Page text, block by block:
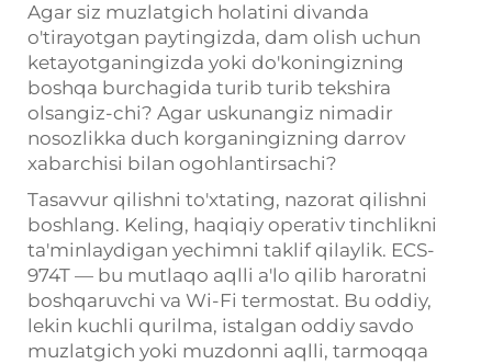
Agar siz muzlatgich holatini divanda
o'tirayotgan paytingizda, dam olish uchun
ketayotganingizda yoki do'koningizning
boshqa burchagida turib turib tekshira
olsangiz-chi? Agar uskunangiz nimadir
nosozlikka duch korganingizning darrov
xabarchisi bilan ogohlantirsachi?
Tasavvur qilishni to'xtating, nazorat qilishni
boshlang. Keling, haqiqiy operativ tinchlikni
ta'minlaydigan yechimni taklif qilaylik. ECS-
974T — bu mutlaqo aqlli a'lo qilib haroratni
boshqaruvchi va Wi-Fi termostat. Bu oddiy,
lekin kuchli qurilma, istalgan oddiy savdo
muzlatgich yoki muzdonni aqlli, tarmoqqa